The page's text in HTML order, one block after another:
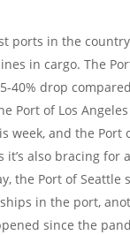
ports in the
in cargo. The
40% drop
Port of Los
week, and the Port
it’s also bracing for
the Port of Seattle
in the port,
since the